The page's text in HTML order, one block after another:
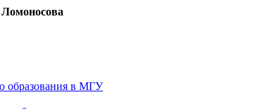
образования в МГУ